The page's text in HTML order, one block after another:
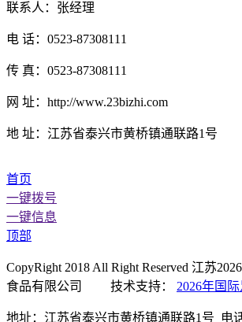
联系人：张经理
电 话：0523-87308111
传 真：0523-87308111
网 址：http://www.23bizhi.com
地 址：江苏省泰兴市黄桥镇通联路1号
首页
一键拨号
一键信息
顶部
CopyRight 2018 All Right Reserved 江苏
食品有限公司 技术支持： 2026年国
地址：江苏省泰兴市黄桥镇通联路1号 电话